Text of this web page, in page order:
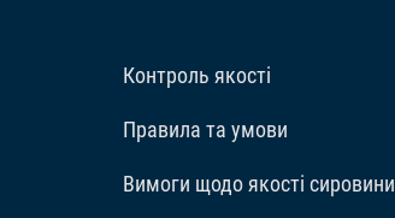
Контроль якості
Правила та умови
Вимоги щодо якості сировини